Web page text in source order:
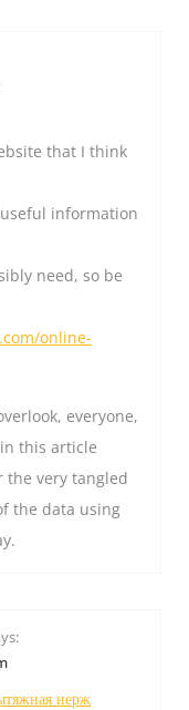
that I think
information
need, so be
online-
everyone,
this article
the very tangled
the data using
нерж